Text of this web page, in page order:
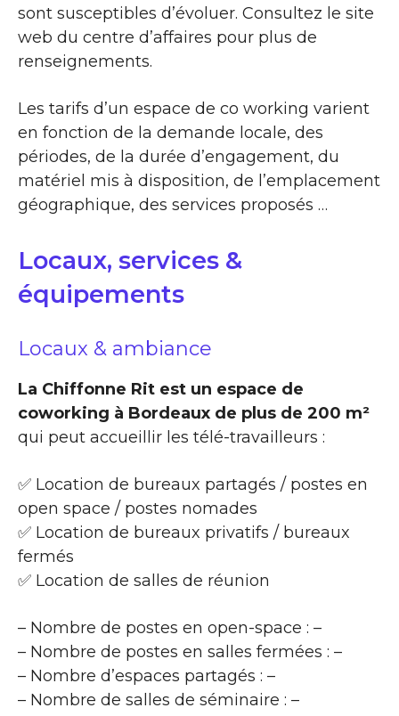
sont susceptibles d’évoluer. Consultez le site
web du centre d’affaires pour plus de
renseignements.
Les tarifs d’un espace de co working varient
en fonction de la demande locale, des
périodes, de la durée d’engagement, du
matériel mis à disposition, de l’emplacement
géographique, des services proposés …
Locaux, services &
équipements
Locaux & ambiance
La Chiffonne Rit est un espace de
coworking à Bordeaux de plus de 200 m²
qui peut accueillir les télé-travailleurs :
✅ Location de bureaux partagés / postes en
open space / postes nomades
✅ Location de bureaux privatifs / bureaux
fermés
✅ Location de salles de réunion
– Nombre de postes en open-space : –
– Nombre de postes en salles fermées : –
– Nombre d’espaces partagés : –
– Nombre de salles de séminaire : –